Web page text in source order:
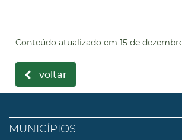
Conteúdo atualizado em 15 de
voltar
MUNICÍPIOS